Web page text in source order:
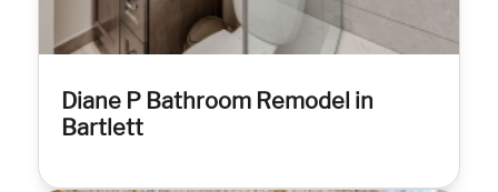
Diane P Bathroom Remodel in
Bartlett